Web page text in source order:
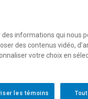
de la
Canada,
des informations qui nous
des contenus vidéo,
votre choix en
les témoins